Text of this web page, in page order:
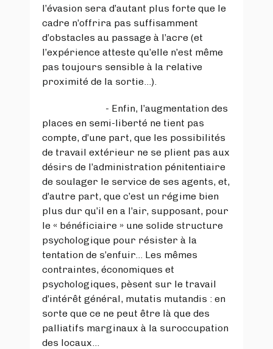
l’évasion sera d’autant plus forte que le
cadre n’offrira pas suffisamment
d’obstacles au passage à l’acre (et
l’expérience atteste qu’elle n’est même
pas toujours sensible à la relative
proximité de la sortie…).
- Enfin, l’augmentation des
places en semi-liberté ne tient pas
compte, d’une part, que les possibilités
de travail extérieur ne se plient pas aux
désirs de l’administration pénitentiaire
de soulager le service de ses agents, et,
d’autre part, que c’est un régime bien
plus dur qu’il en a l’air, supposant, pour
le « bénéficiaire » une solide structure
psychologique pour résister à la
tentation de s’enfuir… Les mêmes
contraintes, économiques et
psychologiques, pèsent sur le travail
d’intérêt général, mutatis mutandis : en
sorte que ce ne peut être là que des
palliatifs marginaux à la suroccupation
des locaux…